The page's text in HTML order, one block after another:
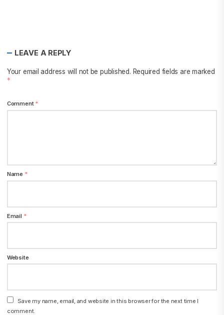
LEAVE A REPLY
Your email address will not be published. Required fields are marked
*
Comment *
Name *
Email *
Website
Save my name, email, and website in this browser for the next time I
comment.